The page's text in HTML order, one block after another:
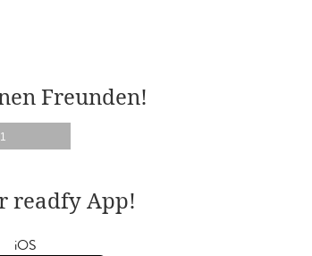
Freunden!
readfy App!
iOS